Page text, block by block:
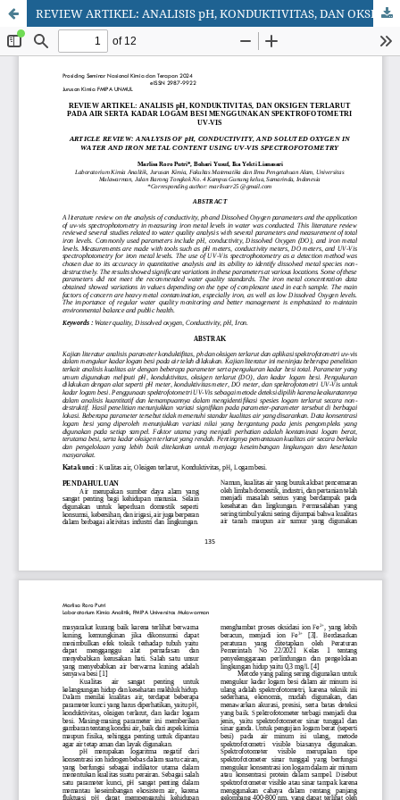
REVIEW ARTIKEL: ANALISIS pH, KONDUKTIVITAS, DAN OKSIGEN TERLARUT PADA AIR SERTA KADAR LOGAM BESI MENGGUNAKAN SPEKTROFOTOMETRI UV-VIS